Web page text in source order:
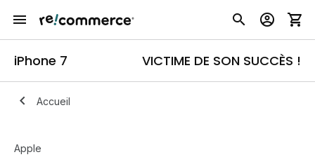
iPhone 7 VICTIME DE SON SUCCÈS !
Accueil
Apple